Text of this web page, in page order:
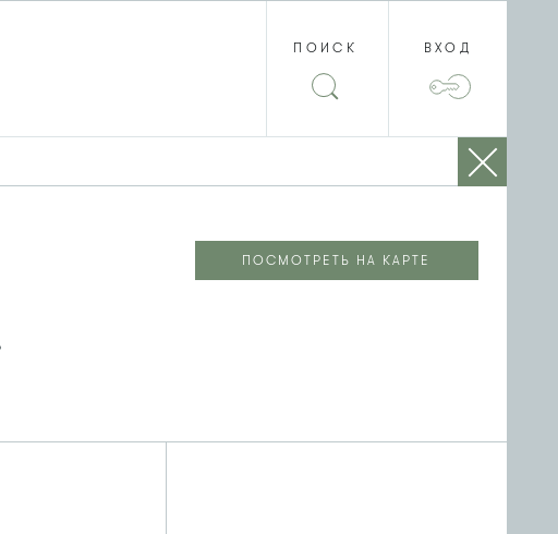
ПОИСК ВХОД
ПОСМОТРЕТЬ НА КАРТЕ